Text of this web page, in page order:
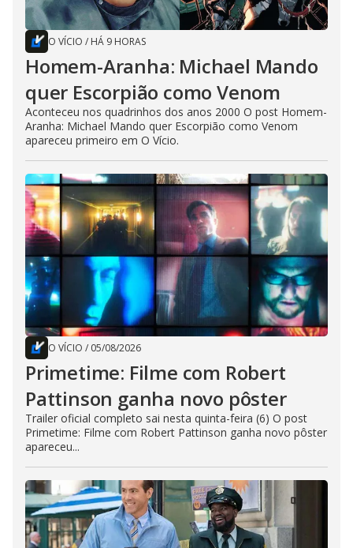
O VÍCIO / HÁ 9 HORAS
Homem-Aranha: Michael Mando
quer Escorpião como Venom
Aconteceu nos quadrinhos dos anos 2000 O post Homem-
Aranha: Michael Mando quer Escorpião como Venom
apareceu primeiro em O Vício.
O VÍCIO / 05/08/2026
Primetime: Filme com Robert
Pattinson ganha novo pôster
Trailer oficial completo sai nesta quinta-feira (6) O post
Primetime: Filme com Robert Pattinson ganha novo pôster
apareceu...